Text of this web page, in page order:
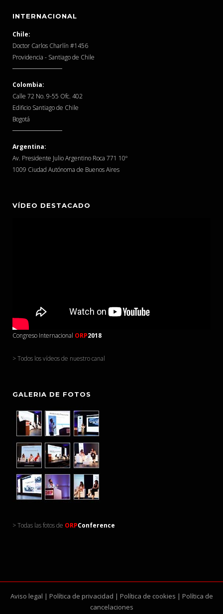
INTERNACIONAL
Chile:
Doctor Carlos Charlín #1456
Providencia - Santiago de Chile
Colombia:
Calle 72 No. 9-55 Ofc. 402
Edificio Santiago de Chile
Bogotá
Argentina:
Av. Presidente Julio Argentino Roca 771 10º
1009 Ciudad Autónoma de Buenos Aires
VÍDEO DESTACADO
Congreso Internacional ORP2018
> Todos los vídeos de nuestro canal
GALERIA DE FOTOS
> Todas las fotos de ORPConference
Aviso legal | Política de privacidad | Política de cookies | Política de
cancelaciones